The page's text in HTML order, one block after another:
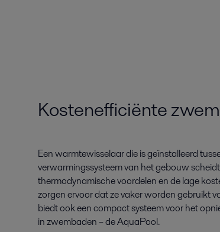
Kostenefficiënte
Een warmtewisselaar die is geïnstalleerd
verwarmingssysteem van het gebouw
thermodynamische voordelen en de lage
zorgen ervoor dat ze vaker worden gebruikt
biedt ook een compact systeem voor het
in zwembaden – de AquaPool.